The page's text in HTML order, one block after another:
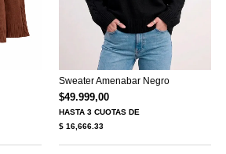
Sweater Amenabar Negro
$49.999,00
HASTA3 CUOTAS DE
$ 16,666.33